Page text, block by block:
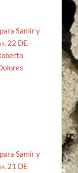
Samir y
22 DE
Samir y
21 DE